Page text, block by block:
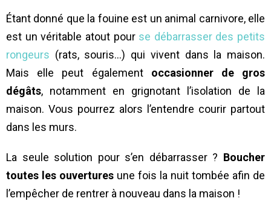
Étant donné que la fouine est un animal carnivore, elle
est un véritable atout pour se débarrasser des petits
rongeurs (rats, souris…) qui vivent dans la maison.
Mais elle peut également occasionner de gros
dégâts, notamment en grignotant l’isolation de la
maison. Vous pourrez alors l’entendre courir partout
dans les murs.
La seule solution pour s’en débarrasser ? Boucher
toutes les ouvertures une fois la nuit tombée afin de
l’empêcher de rentrer à nouveau dans la maison !